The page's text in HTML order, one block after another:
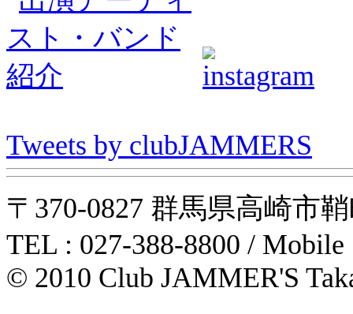
Tweets by clubJAMMERS
〒370-0827 群馬県高崎市
TEL : 027-388-8800 / Mobile
© 2010 Club JAMMER'S